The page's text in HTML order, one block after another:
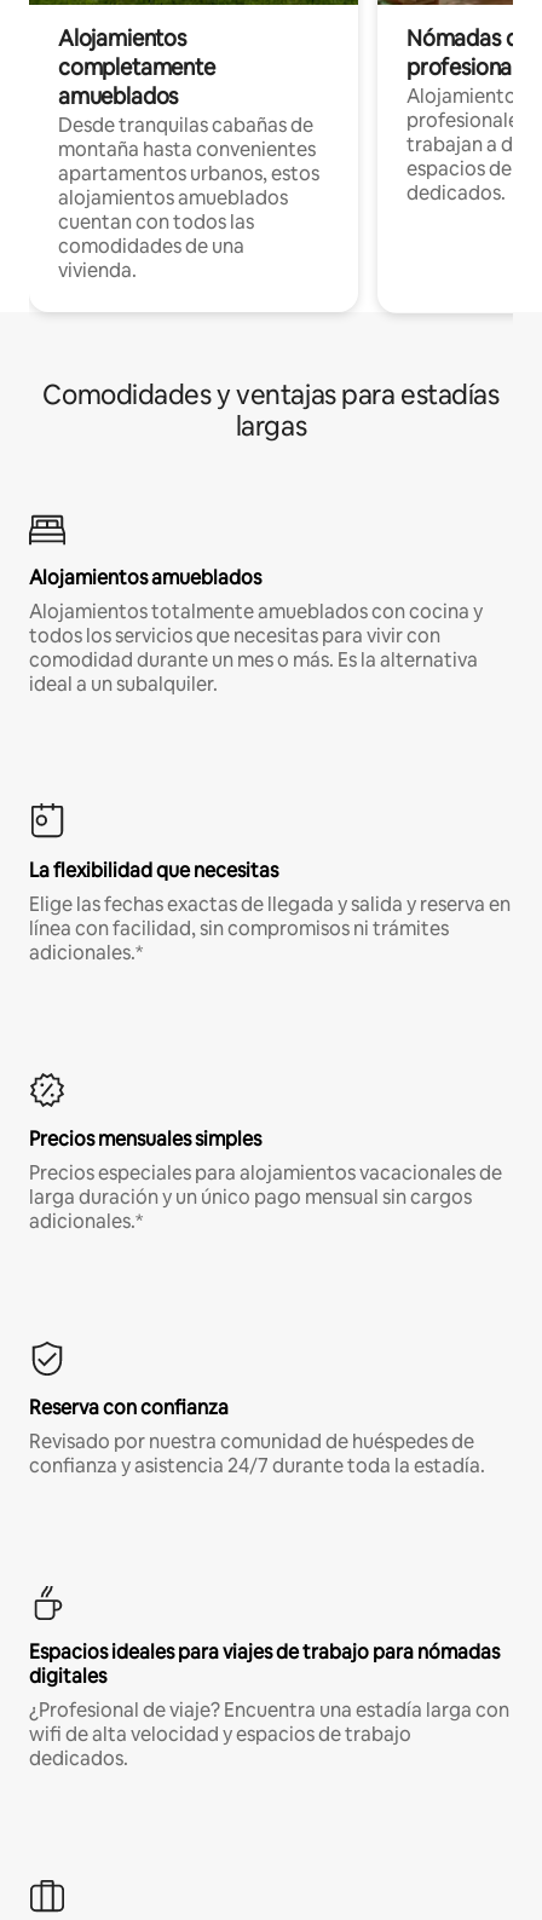
Alojamientos
completamente
amueblados
Desde tranquilas cabañas de
montaña hasta convenientes
apartamentos urbanos, estos
alojamientos amueblados
cuentan con todos las
comodidades de una
vivienda.
Nómadas
Alojamientos
profesionales
trabajan a
espacios de
dedicados.
Comodidades y ventajas para estadías
largas
Alojamientos amueblados
Alojamientos totalmente amueblados con cocina y
todos los servicios que necesitas para vivir con
comodidad durante un mes o más. Es la alternativa
ideal a un subalquiler.
La flexibilidad que necesitas
Elige las fechas exactas de llegada y salida y reserva en
línea con facilidad, sin compromisos ni trámites
adicionales.*
Precios mensuales simples
Precios especiales para alojamientos vacacionales de
larga duración y un único pago mensual sin cargos
adicionales.*
Reserva con confianza
Revisado por nuestra comunidad de huéspedes de
confianza y asistencia 24/7 durante toda la estadía.
Espacios ideales para viajes de trabajo para nómadas
digitales
¿Profesional de viaje? Encuentra una estadía larga con
wifi de alta velocidad y espacios de trabajo
dedicados.